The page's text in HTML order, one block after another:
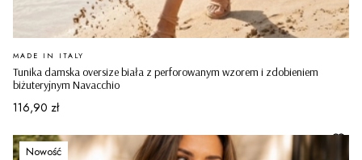
Tunika damska oversize biała z perforowanym wzorem i zdobieniem
biżuteryjnym Navacchio
PRODUCENT
MADE IN ITALY
Cena
116,90 zł
Nowość